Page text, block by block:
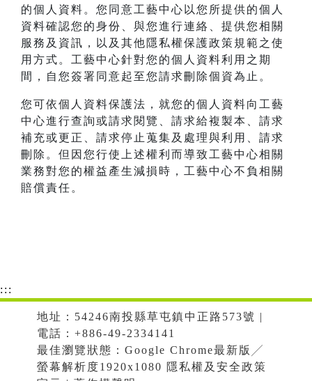
的個人資料。您同意工藝中心以您所提供的個人
資料確認您的身份、與您進行連絡、提供您相關
服務及資訊，以及其他隱私權保護政策規範之使
用方式。工藝中心針對您的個人資料利用之期
間，自您簽署同意起至您請求刪除個資為止。
您可依個人資料保護法，就您的個人資料向工藝
中心進行查詢或請求閱覽、請求給複製本、請求
補充或更正、請求停止蒐集及處理與利用、請求
刪除。但因您行使上述權利而導致工藝中心相關
業務對您的權益產生減損時，工藝中心不負相關
賠償責任。
:::
地址：54246南投縣草屯鎮中正路573號 |
電話：+886-49-2334141
最佳瀏覽狀態：Google Chrome最新版╱
螢幕解析度1920x1080 隱私權及安全政策